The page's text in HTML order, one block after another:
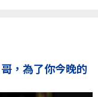
，為了你今晚的